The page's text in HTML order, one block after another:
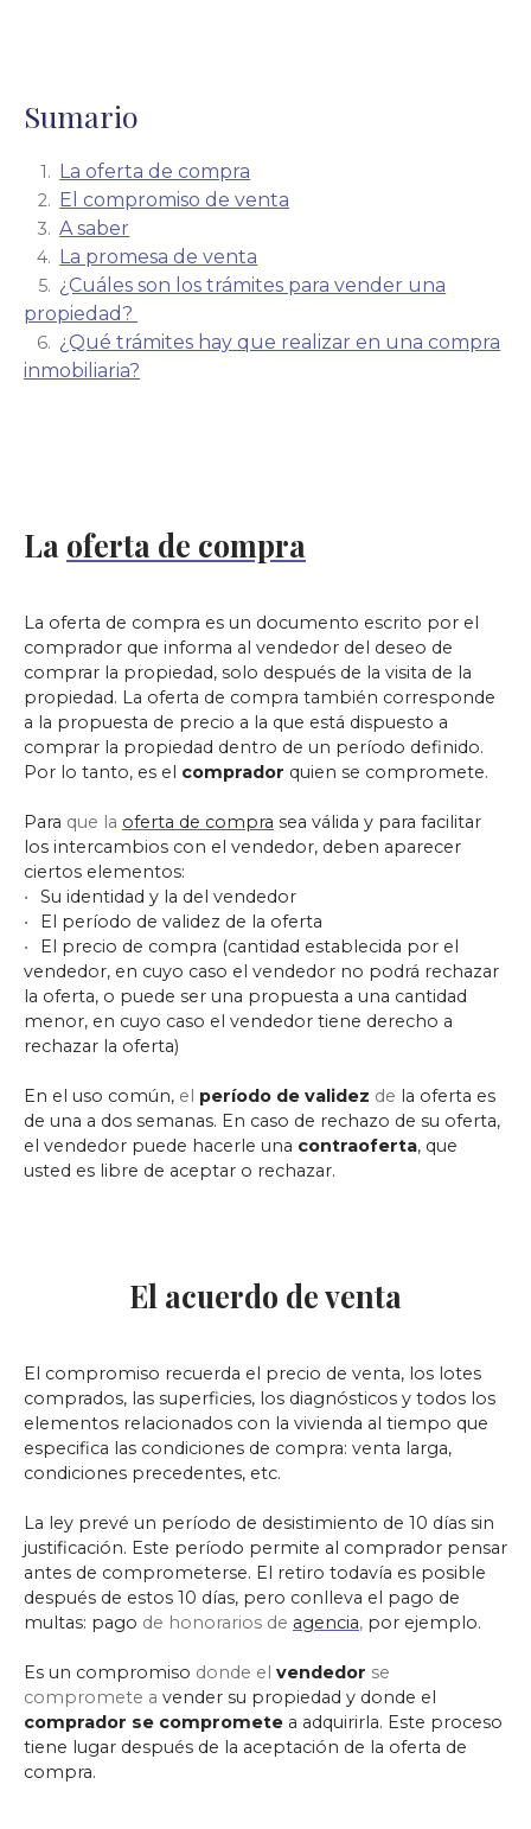
Sumario
La oferta de compra
El compromiso de venta
A saber
La promesa de venta
¿Cuáles son los trámites para vender una
propiedad?
¿Qué trámites hay que realizar en una compra
inmobiliaria?
La oferta de compra
La oferta de compra es un documento escrito por el
comprador que informa al vendedor del deseo de
comprar la propiedad, solo después de la visita de la
propiedad. La oferta de compra también corresponde
a la propuesta de precio a la que está dispuesto a
comprar la propiedad dentro de un período definido.
Por lo tanto, es el comprador quien se compromete.
Para que la oferta de compra sea válida y para facilitar
los intercambios con el vendedor, deben aparecer
ciertos elementos:
Su identidad y la del vendedor
El período de validez de la oferta
El precio de compra (cantidad establecida por el
vendedor, en cuyo caso el vendedor no podrá rechazar
la oferta, o puede ser una propuesta a una cantidad
menor, en cuyo caso el vendedor tiene derecho a
rechazar la oferta)
En el uso común, el período de validez de la oferta es
de una a dos semanas. En caso de rechazo de su oferta,
el vendedor puede hacerle una contraoferta, que
usted es libre de aceptar o rechazar.
El acuerdo de venta
El compromiso recuerda el precio de venta, los lotes
comprados, las superficies, los diagnósticos y todos los
elementos relacionados con la vivienda al tiempo que
especifica las condiciones de compra: venta larga,
condiciones precedentes, etc.
La ley prevé un período de desistimiento de 10 días sin
justificación. Este período permite al comprador pensar
antes de comprometerse. El retiro todavía es posible
después de estos 10 días, pero conlleva el pago de
multas: pago de honorarios de agencia, por ejemplo.
Es un compromiso donde el vendedor se
compromete a vender su propiedad y donde el
comprador se compromete a adquirirla. Este proceso
tiene lugar después de la aceptación de la oferta de
compra.